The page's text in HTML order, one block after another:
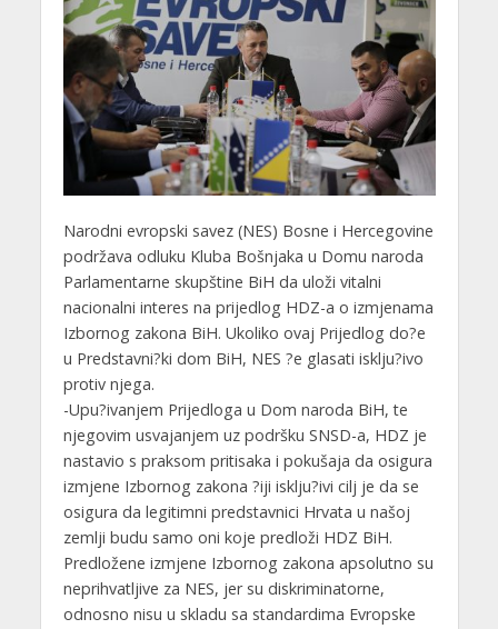
Narodni evropski savez (NES) Bosne i Hercegovine
podržava odluku Kluba Bošnjaka u Domu naroda
Parlamentarne skupštine BiH da uloži vitalni
nacionalni interes na prijedlog HDZ-a o izmjenama
Izbornog zakona BiH. Ukoliko ovaj Prijedlog do?e
u Predstavni?ki dom BiH, NES ?e glasati isklju?ivo
protiv njega.
-Upu?ivanjem Prijedloga u Dom naroda BiH, te
njegovim usvajanjem uz podršku SNSD-a, HDZ je
nastavio s praksom pritisaka i pokušaja da osigura
izmjene Izbornog zakona ?iji isklju?ivi cilj je da se
osigura da legitimni predstavnici Hrvata u našoj
zemlji budu samo oni koje predloži HDZ BiH.
Predložene izmjene Izbornog zakona apsolutno su
neprihvatljive za NES, jer su diskriminatorne,
odnosno nisu u skladu sa standardima Evropske